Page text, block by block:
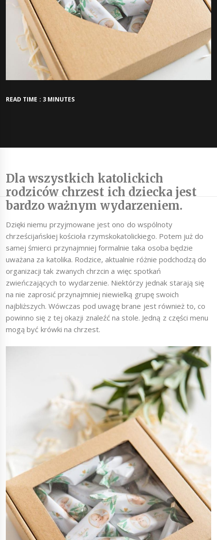
READ TIME : 3 MINUTES
Dla wszystkich katolickich
rodziców chrzest ich dziecka jest
bardzo ważnym wydarzeniem.
Dzięki niemu przyjmowane jest ono do wspólnoty
chrześcijańskiej kościoła rzymskokatolickiego. Potem już do
samej śmierci przynajmniej formalnie taka osoba będzie
uważana za katolika. Rodzice, aktualnie różnie podchodzą do
organizacji tak zwanych chrzcin a więc spotkań
zwieńczających to wydarzenie. Niektórzy jednak starają się
na nie zaprosić przynajmniej niewielką grupę swoich
najbliższych. Wówczas pod uwagę brane jest również to, co
powinno się z tej okazji znaleźć na stole. Jedną z części menu
mogą być krówki na chrzest.